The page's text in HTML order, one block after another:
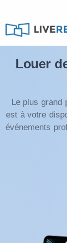
Louer
Le plus grand
est à votre
événements